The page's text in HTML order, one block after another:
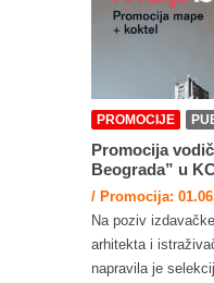
PROMOCIJE
Promocija
Beograda” u
/ Promocija:
Na poziv
arhitekta i
napravila je